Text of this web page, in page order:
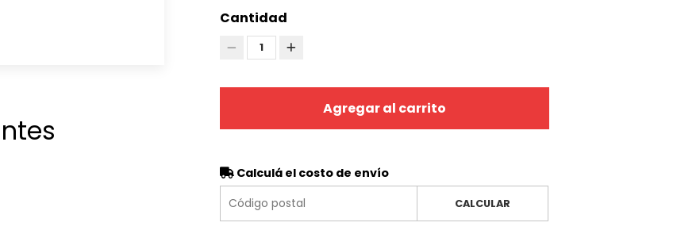
Cantidad
1
Agregar al carrito
Calculá el costo de envío
CALCULAR